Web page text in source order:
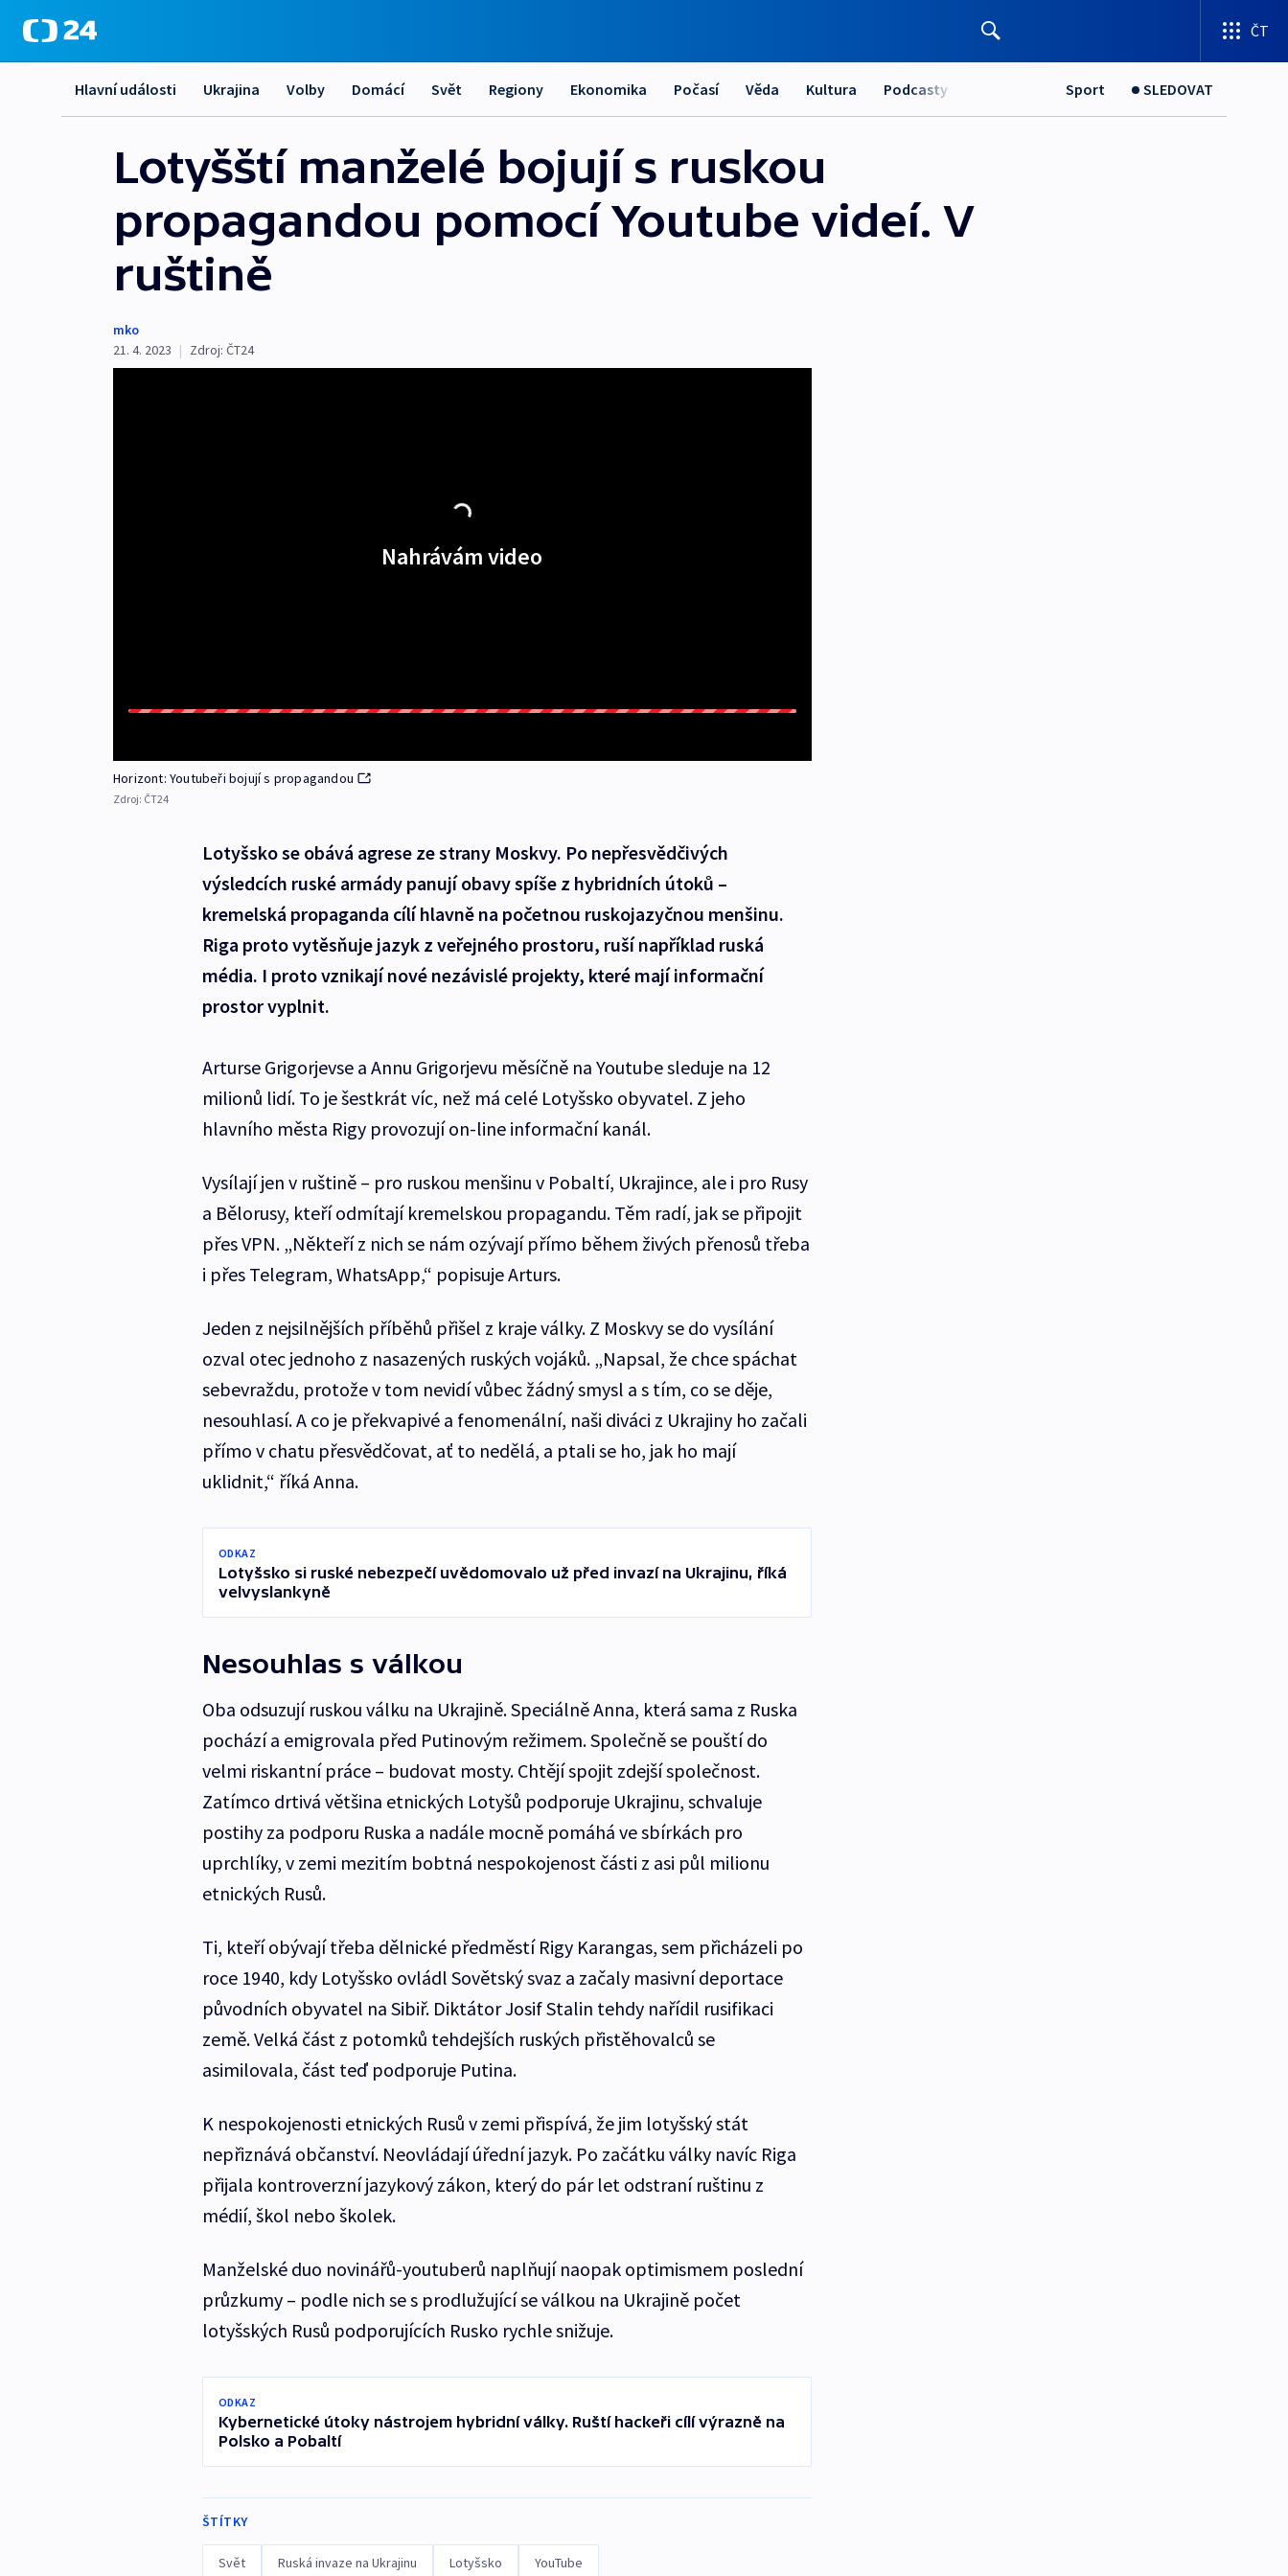
ČT
Hlavní události Ukrajina Volby Domácí Svět Regiony Ekonomika Počasí Věda Kultura Podcasty Sport SLEDOVAT
Lotyšští manželé bojují s ruskou
propagandou pomocí Youtube videí. V
ruštině
mko
21. 4. 2023 | Zdroj: ČT24
Nahrávám video
Horizont: Youtubeři bojují s propagandou
Zdroj: ČT24
Lotyšsko se obává agrese ze strany Moskvy. Po nepřesvědčivých
výsledcích ruské armády panují obavy spíše z hybridních útoků –
kremelská propaganda cílí hlavně na početnou ruskojazyčnou menšinu.
Riga proto vytěsňuje jazyk z veřejného prostoru, ruší například ruská
média. I proto vznikají nové nezávislé projekty, které mají informační
prostor vyplnit.
Arturse Grigorjevse a Annu Grigorjevu měsíčně na Youtube sleduje na 12
milionů lidí. To je šestkrát víc, než má celé Lotyšsko obyvatel. Z jeho
hlavního města Rigy provozují on-line informační kanál.
Vysílají jen v ruštině – pro ruskou menšinu v Pobaltí, Ukrajince, ale i pro Rusy
a Bělorusy, kteří odmítají kremelskou propagandu. Těm radí, jak se připojit
přes VPN. „Někteří z nich se nám ozývají přímo během živých přenosů třeba
i přes Telegram, WhatsApp,“ popisuje Arturs.
Jeden z nejsilnějších příběhů přišel z kraje války. Z Moskvy se do vysílání
ozval otec jednoho z nasazených ruských vojáků. „Napsal, že chce spáchat
sebevraždu, protože v tom nevidí vůbec žádný smysl a s tím, co se děje,
nesouhlasí. A co je překvapivé a fenomenální, naši diváci z Ukrajiny ho začali
přímo v chatu přesvědčovat, ať to nedělá, a ptali se ho, jak ho mají
uklidnit,“ říká Anna.
ODKAZ
Lotyšsko si ruské nebezpečí uvědomovalo už před invazí na Ukrajinu, říká
velvyslankyně
Nesouhlas s válkou
Oba odsuzují ruskou válku na Ukrajině. Speciálně Anna, která sama z Ruska
pochází a emigrovala před Putinovým režimem. Společně se pouští do
velmi riskantní práce – budovat mosty. Chtějí spojit zdejší společnost.
Zatímco drtivá většina etnických Lotyšů podporuje Ukrajinu, schvaluje
postihy za podporu Ruska a nadále mocně pomáhá ve sbírkách pro
uprchlíky, v zemi mezitím bobtná nespokojenost části z asi půl milionu
etnických Rusů.
Ti, kteří obývají třeba dělnické předměstí Rigy Karangas, sem přicházeli po
roce 1940, kdy Lotyšsko ovládl Sovětský svaz a začaly masivní deportace
původních obyvatel na Sibiř. Diktátor Josif Stalin tehdy nařídil rusifikaci
země. Velká část z potomků tehdejších ruských přistěhovalců se
asimilovala, část teď podporuje Putina.
K nespokojenosti etnických Rusů v zemi přispívá, že jim lotyšský stát
nepřiznává občanství. Neovládají úřední jazyk. Po začátku války navíc Riga
přijala kontroverzní jazykový zákon, který do pár let odstraní ruštinu z
médií, škol nebo školek.
Manželské duo novinářů-youtuberů naplňují naopak optimismem poslední
průzkumy – podle nich se s prodlužující se válkou na Ukrajině počet
lotyšských Rusů podporujících Rusko rychle snižuje.
ODKAZ
Kybernetické útoky nástrojem hybridní války. Ruští hackeři cílí výrazně na
Polsko a Pobaltí
ŠTÍTKY
Svět Ruská invaze na Ukrajinu Lotyšsko YouTube